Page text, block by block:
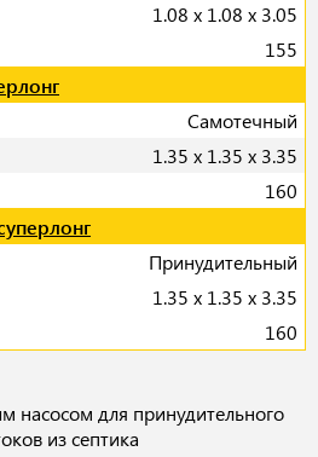
1.08 x 1.08 x 3.05
155
Самотечный
1.35 x 1.35 x 3.35
160
Принудительный
1.35 x 1.35 x 3.35
160
насосом для принудительного
из септика